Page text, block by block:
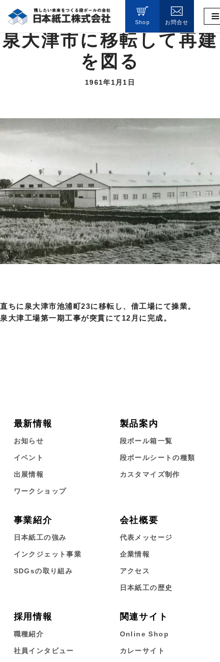
コ
ン
テ
ッ
プ
Shop お問合せ
泉大津市に移転して再建
を図る
1961年1月1日
直ちに泉大津市池浦町23に移転し、借工場にて操業。
泉大津工場第一期工事が突貫にて12月に完成。
最新情報
お知らせ
イベント
出展情報
ワークショップ
製品案内
段ボール箱一覧
段ボールシートの種類
カスタマイズ制作
事業紹介
日本紙工の強み
インクジェット事業
SDGsの取り組み
会社概要
代表メッセージ
企業情報
アクセス
日本紙工の歴史
採用情報
職種紹介
社員インタビュー
関連サイト
Online Shop
カレーサイト